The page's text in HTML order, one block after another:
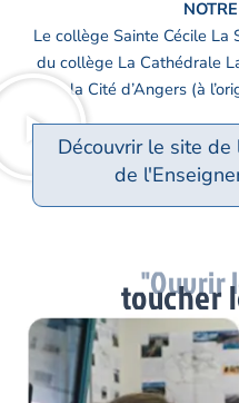
"Ouvrir
toucher
Le collège Sainte Cécile
du collège La Cathédrale
la Cité d’Angers (à
Découvrir le site de
de